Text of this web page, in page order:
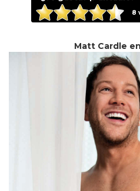
8
Matt Cardle